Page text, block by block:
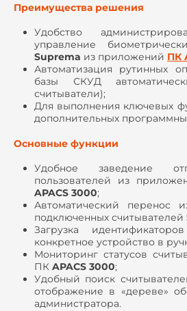
Преимущества решения
Удобство
управление
Suprema из приложений ПК
Автоматизация рутинных
базы СКУД
считыватели);
Для выполнения ключевых
дополнительных
Основные функции
Удобное заведение
пользователей из
APACS 3000;
Автоматический перенос
подключенных считывателей
Загрузка
конкретное устройство в
Мониторинг статусов
ПК APACS 3000;
Удобный поиск
отображение в «дереве»
администратора.